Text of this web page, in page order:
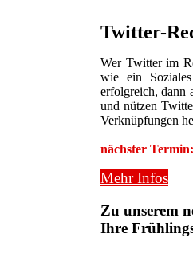
Twitter-
Wer Twitter im
wie ein
erfolgreich, dann
und nützen
Verknüpfungen
nächster
Mehr Infos
Zu unserem
Ihre